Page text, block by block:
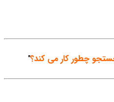
چطور کار می کند؟"